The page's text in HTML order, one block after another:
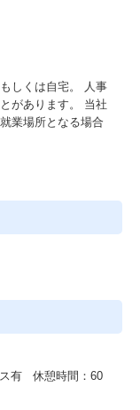
しくは自宅。 人事
があります。 当社
業場所となる場合
有 休憩時間：60